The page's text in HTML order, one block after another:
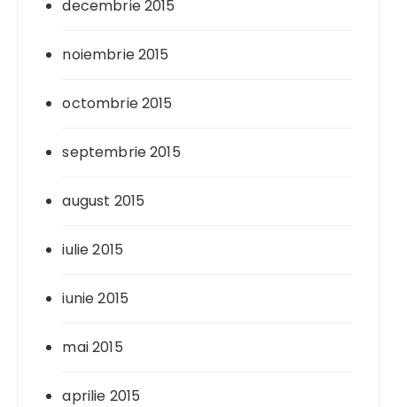
decembrie 2015
noiembrie 2015
octombrie 2015
septembrie 2015
august 2015
iulie 2015
iunie 2015
mai 2015
aprilie 2015